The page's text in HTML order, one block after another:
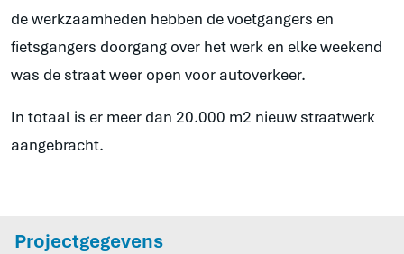
de werkzaamheden hebben de voetgangers en
fietsgangers doorgang over het werk en elke weekend
was de straat weer open voor autoverkeer.
In totaal is er meer dan 20.000 m2 nieuw straatwerk
aangebracht.
Projectgegevens